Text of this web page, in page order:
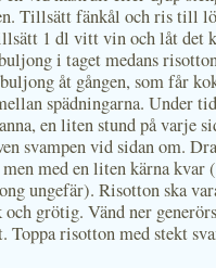
Tillsätt fänkål och ris till
1 dl vitt vin och låt det
i taget medans
åt gången, som får
spädningarna. Under
en liten stund på varje
svampen vid sidan om.
med en liten kärna kvar
ungefär). Risotton ska
grötig. Vänd ner
Toppa risotton med stekt